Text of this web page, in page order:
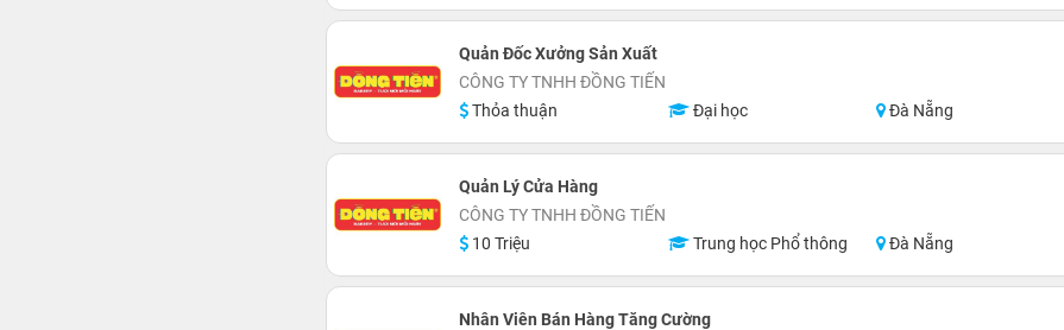
Quản Đốc Xưởng Sản Xuất
CÔNG TY TNHH ĐỒNG TIẾN
Thỏa thuận
Đại học Đà Nẵng
Quản Lý Cửa Hàng
CÔNG TY TNHH ĐỒNG TIẾN
10 Triệu
Trung học Phổ thông Đà Nẵng
Nhân Viên Bán Hàng Tăng Cường